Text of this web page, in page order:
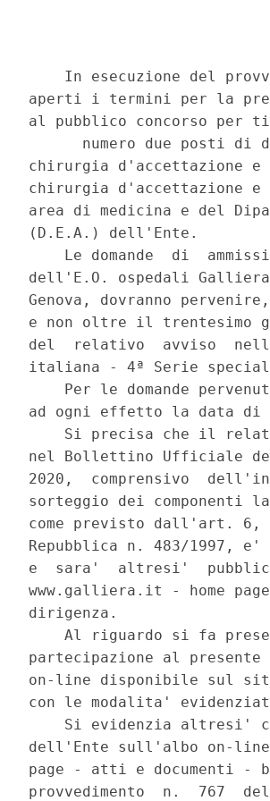
In esecuzione del
aperti i termini per la
al pubblico concorso per
numero due posti di
chirurgia d'accettazione
chirurgia d'accettazione
area di medicina e del
(D.E.A.) dell'Ente.
Le domande  di
dell'E.O. ospedali
Genova, dovranno
e non oltre il trentesimo
del  relativo  avviso
italiana - 4ª Serie
Per le domande
ad ogni effetto la data di
Si precisa che il
nel Bollettino Ufficiale
2020,  comprensivo
sorteggio dei componenti
come previsto dall'art. 6,
Repubblica n. 483/1997,
e  sara'  altresi'
www.galliera.it - home
dirigenza.
Al riguardo si fa
partecipazione al presente
on-line disponibile sul
con le modalita'
Si evidenzia altresi'
dell'Ente sull'albo on-line
page - atti e documenti -
provvedimento  n.  767